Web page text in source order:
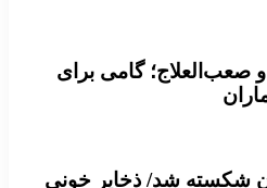
گامی برای
خون شکسته شد/ ذخایر خونی